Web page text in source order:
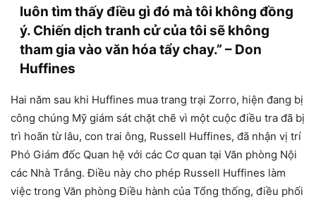
luôn tìm thấy điều gì đó mà tôi không đồng
ý. Chiến dịch tranh cử của tôi sẽ không
tham gia vào văn hóa tẩy chay.” – Don
Huffines
Hai năm sau khi Huffines mua trang trại Zorro, hiện đang bị
công chúng Mỹ giám sát chặt chẽ vì một cuộc điều tra đã bị
trì hoãn từ lâu, con trai ông, Russell Huffines, đã nhận vị trí
Phó Giám đốc Quan hệ với các Cơ quan tại Văn phòng Nội
các Nhà Trắng. Điều này cho phép Russell Huffines làm
việc trong Văn phòng Điều hành của Tổng thống, điều phối